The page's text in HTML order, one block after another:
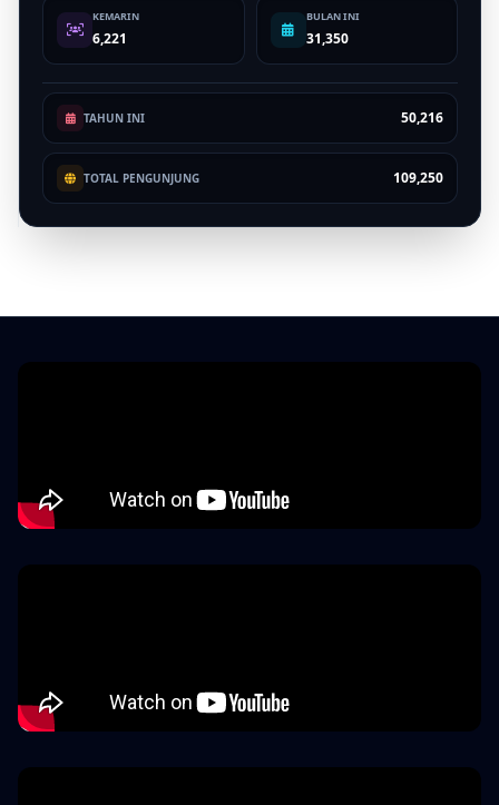
KEMARIN
6,221
BULAN INI
31,350
TAHUN INI 50,216
TOTAL PENGUNJUNG 109,250